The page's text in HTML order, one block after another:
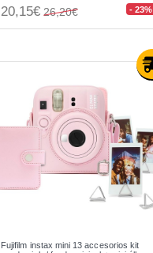
20,15€ 26,20€ - 23%
Fujifilm instax mini 13 accesorios kit